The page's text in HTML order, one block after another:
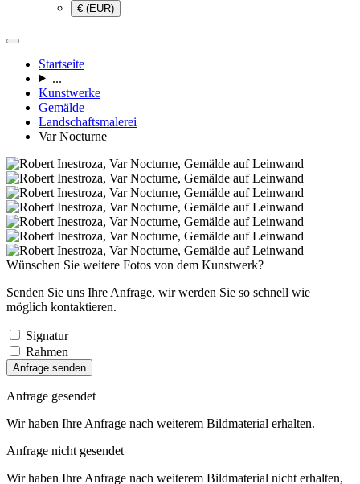
€ (EUR)
Startseite
...
Kunstwerke
Gemälde
Landschaftsmalerei
Var Nocturne
Wünschen Sie weitere Fotos von dem Kunstwerk?
Senden Sie uns Ihre Anfrage, wir werden Sie so schnell wie
möglich kontaktieren.
Signatur
Rahmen
Anfrage senden
Anfrage gesendet
Wir haben Ihre Anfrage nach weiterem Bildmaterial erhalten.
Anfrage nicht gesendet
Wir haben Ihre Anfrage nach weiterem Bildmaterial nicht erhalten,